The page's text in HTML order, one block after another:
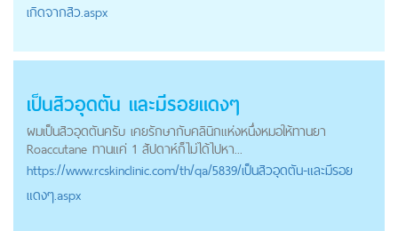
เกิดจากสิว.aspx
เป็นสิวอุดตัน และมีรอยแดงๆ
ผมเป็นสิวอุดตันครับ เคยรักษากับคลินิกแห่งหนึ่งหมอให้ทานยา
Roaccutane ทานแค่ 1 สัปดาห์ก็ไม่ได้ไปหา...
https://www.rcskinclinic.com/th/qa/5839/เป็นสิวอุดตัน-และมีรอย
แดงๆ.aspx